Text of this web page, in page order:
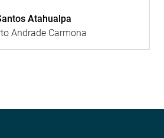
Atahualpa
Andrade Carmona